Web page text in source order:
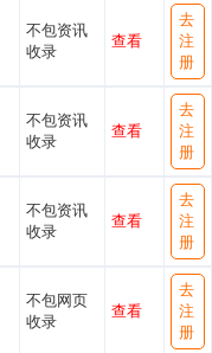
不包资讯
收录
查看
去
注
册
不包资讯
收录
查看
去
注
册
不包资讯
收录
查看
去
注
册
不包网页
收录
查看
去
注
册